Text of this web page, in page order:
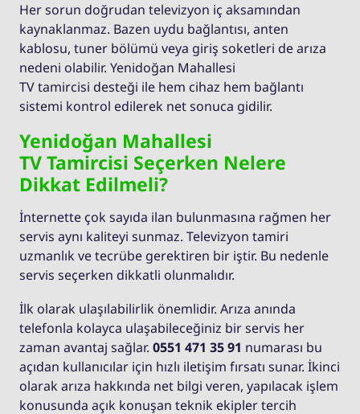
Her sorun doğrudan televizyon iç aksamından
kaynaklanmaz. Bazen uydu bağlantısı, anten
kablosu, tuner bölümü veya giriş soketleri de arıza
nedeni olabilir. Yenidoğan Mahallesi
TV tamircisi desteği ile hem cihaz hem bağlantı
sistemi kontrol edilerek net sonuca gidilir.
Yenidoğan Mahallesi
TV Tamircisi Seçerken Nelere
Dikkat Edilmeli?
İnternette çok sayıda ilan bulunmasına rağmen her
servis aynı kaliteyi sunmaz. Televizyon tamiri
uzmanlık ve tecrübe gerektiren bir iştir. Bu nedenle
servis seçerken dikkatli olunmalıdır.
İlk olarak ulaşılabilirlik önemlidir. Arıza anında
telefonla kolayca ulaşabileceğiniz bir servis her
zaman avantaj sağlar. 0551 471 35 91 numarası bu
açıdan kullanıcılar için hızlı iletişim fırsatı sunar. İkinci
olarak arıza hakkında net bilgi veren, yapılacak işlem
konusunda açık konuşan teknik ekipler tercih